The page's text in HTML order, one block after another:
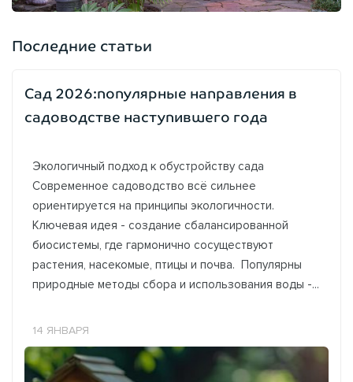
Последние статьи
Сад 2026:популярные направления в
садоводстве наступившего года
Экологичный подход к обустройству сада
Современное садоводство всё сильнее
ориентируется на принципы экологичности.
Ключевая идея - создание сбалансированной
биосистемы, где гармонично сосуществуют
растения, насекомые, птицы и почва. Популярны
природные методы сбора и использования воды -...
14 ЯНВАРЯ